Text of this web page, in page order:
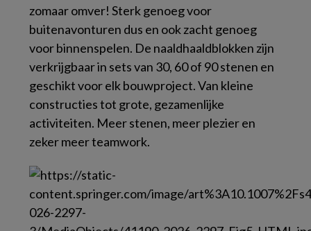
zomaar omver! Sterk genoeg voor
buitenavonturen dus en ook zacht genoeg
voor binnenspelen. De naaldhaaldblokken zijn
verkrijgbaar in sets van 30, 60 of 90 stenen en
geschikt voor elk bouwproject. Van kleine
constructies tot grote, gezamenlijke
activiteiten. Meer stenen, meer plezier en
zeker meer teamwork.